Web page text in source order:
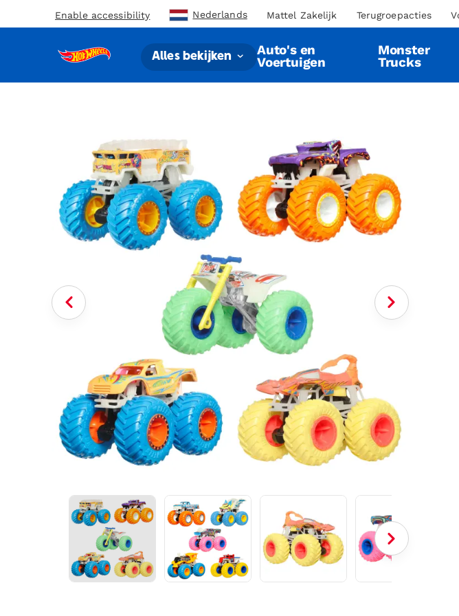
Enable accessibility Nederlands Mattel Zakelijk Terugroepacties
Alles bekijken Auto's en
Voertuigen
Monster
Trucks